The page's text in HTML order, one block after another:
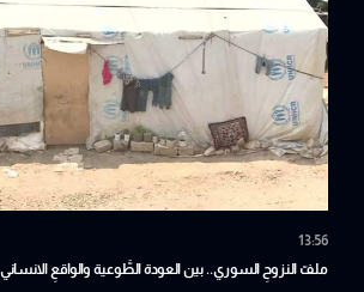
13:56
ملفّ النزوحِ السوري.. بين العودة الطَّوعية والواقعِ الانساني